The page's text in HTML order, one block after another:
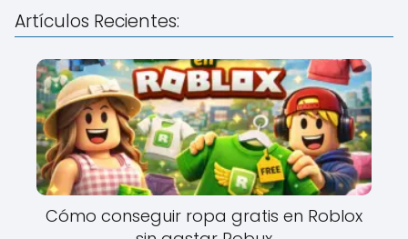
Artículos Recientes:
Cómo conseguir ropa gratis en Roblox